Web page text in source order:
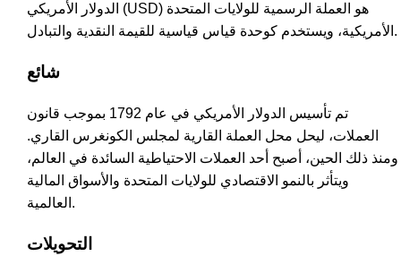
الدولار الأمريكي (USD) هو العملة الرسمية للولايات المتحدة
الأمريكية، ويستخدم كوحدة قياس قياسية للقيمة النقدية والتبادل.
شائع
تم تأسيس الدولار الأمريكي في عام 1792 بموجب قانون
العملات، ليحل محل العملة القارية لمجلس الكونغرس القاري.
ومنذ ذلك الحين، أصبح أحد العملات الاحتياطية السائدة في العالم،
ويتأثر بالنمو الاقتصادي للولايات المتحدة والأسواق المالية
العالمية.
التحويلات